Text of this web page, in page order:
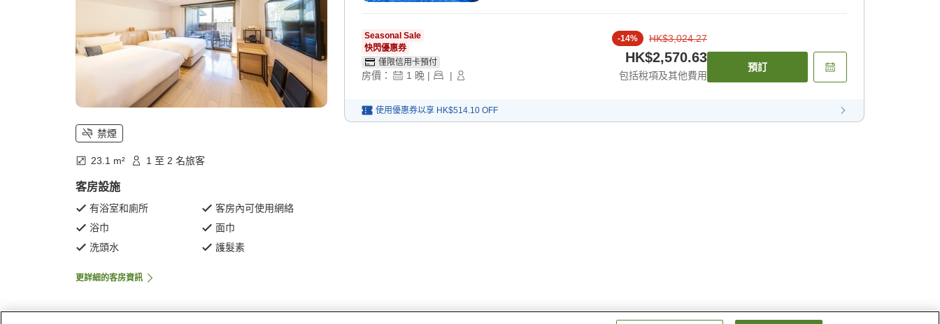
禁煙
23.1 m² 1 至 2 名旅客
客房設施
有浴室和廁所
客房內可使用網絡
浴巾
面巾
洗頭水
護髮素
更詳細的客房資訊
Seasonal Sale
快閃優惠券
僅限信用卡預付
房價： 1 晚 | |
-14% HK$3,024.27
HK$2,570.63
包括稅項及其他費用
預訂
使用優惠券以享 HK$514.10 OFF